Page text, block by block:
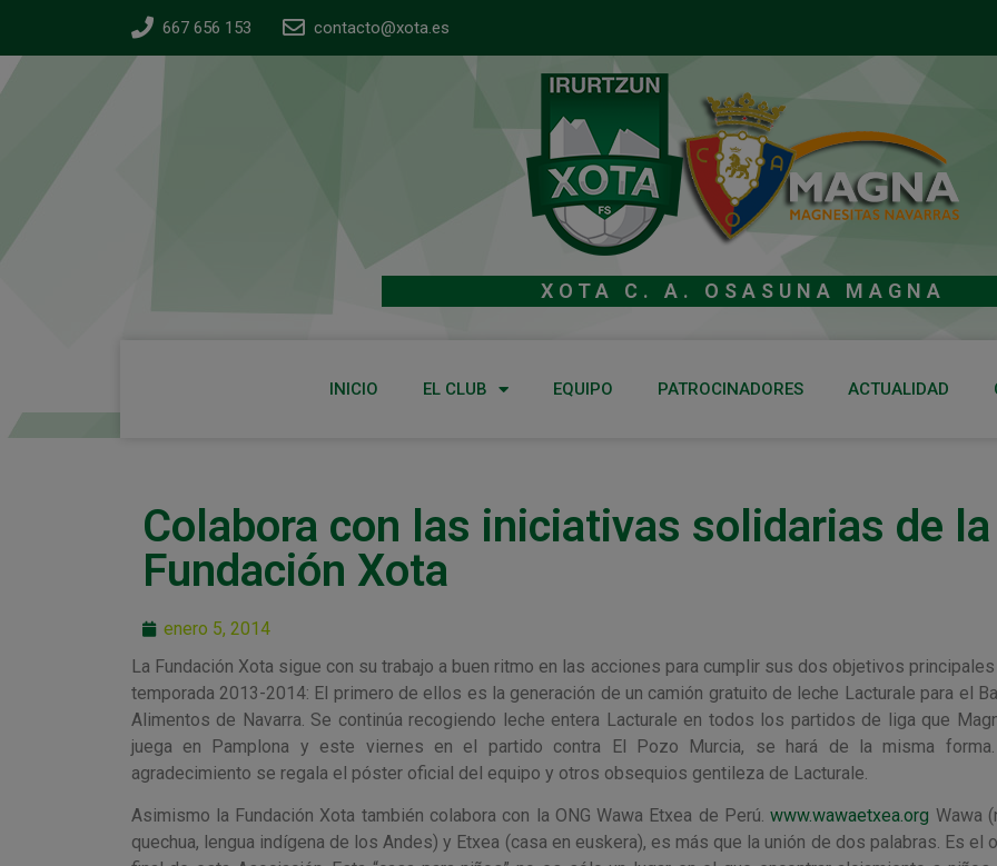
667 656 153 contacto@xota.es
XOTA C. A. OSASUNA MAGNA
INICIO EL CLUB EQUIPO PATROCINADORES ACTUALIDAD
Colabora con las iniciativas solidarias de la
Fundación Xota
enero 5, 2014
La Fundación Xota sigue con su trabajo a buen ritmo en las acciones para cumplir sus dos objetivos principales
temporada 2013-2014: El primero de ellos es la generación de un camión gratuito de leche Lacturale para el
Alimentos de Navarra. Se continúa recogiendo leche entera Lacturale en todos los partidos de liga que
juega en Pamplona y este viernes en el partido contra El Pozo Murcia, se hará de la misma forma.
agradecimiento se regala el póster oficial del equipo y otros obsequios gentileza de Lacturale.
Asimismo la Fundación Xota también colabora con la ONG Wawa Etxea de Perú.www.wawaetxea.org Wawa
quechua, lengua indígena de los Andes) y Etxea (casa en euskera), es más que la unión de dos palabras. Es el